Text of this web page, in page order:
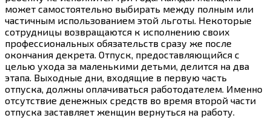
может самостоятельно выбирать между полным или
частичным использованием этой льготы. Некоторые
сотрудницы возвращаются к исполнению своих
профессиональных обязательств сразу же после
окончания декрета. Отпуск, предоставляющийся с
целью ухода за маленькими детьми, делится на два
этапа. Выходные дни, входящие в первую часть
отпуска, должны оплачиваться работодателем. Именно
отсутствие денежных средств во время второй части
отпуска заставляет женщин вернуться на работу.